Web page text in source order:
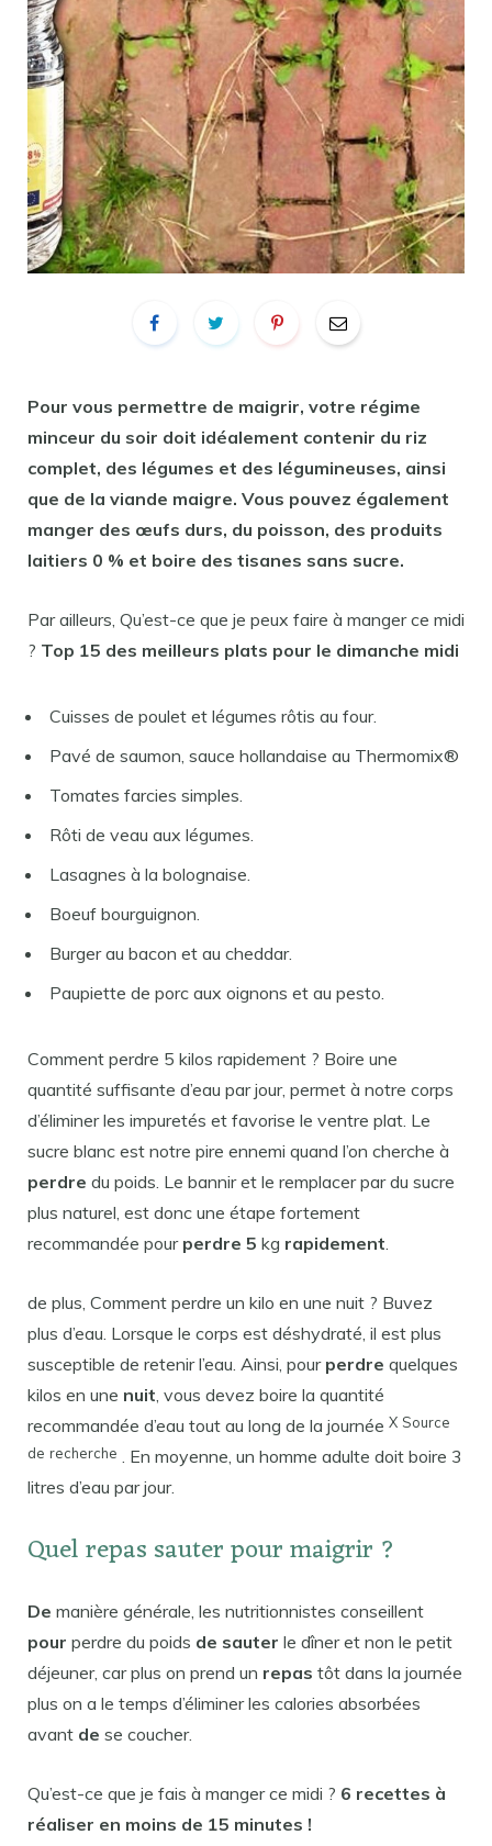
Pour vous permettre de maigrir, votre régime
minceur du soir doit idéalement contenir du riz
complet, des légumes et des légumineuses, ainsi
que de la viande maigre. Vous pouvez également
manger des œufs durs, du poisson, des produits
laitiers 0 % et boire des tisanes sans sucre.
Par ailleurs, Qu’est-ce que je peux faire à manger ce midi
? Top 15 des meilleurs plats pour le dimanche midi
Cuisses de poulet et légumes rôtis au four.
Pavé de saumon, sauce hollandaise au Thermomix®
Tomates farcies simples.
Rôti de veau aux légumes.
Lasagnes à la bolognaise.
Boeuf bourguignon.
Burger au bacon et au cheddar.
Paupiette de porc aux oignons et au pesto.
Comment perdre 5 kilos rapidement ? Boire une
quantité suffisante d’eau par jour, permet à notre corps
d’éliminer les impuretés et favorise le ventre plat. Le
sucre blanc est notre pire ennemi quand l’on cherche à
perdre du poids. Le bannir et le remplacer par du sucre
plus naturel, est donc une étape fortement
recommandée pour perdre 5 kg rapidement.
de plus, Comment perdre un kilo en une nuit ? Buvez
plus d’eau. Lorsque le corps est déshydraté, il est plus
susceptible de retenir l’eau. Ainsi, pour perdre quelques
kilos en une nuit, vous devez boire la quantité
recommandée d’eau tout au long de la journée X Source
de recherche . En moyenne, un homme adulte doit boire 3
litres d’eau par jour.
Quel repas sauter pour maigrir ?
De manière générale, les nutritionnistes conseillent
pour perdre du poids de sauter le dîner et non le petit
déjeuner, car plus on prend un repas tôt dans la journée
plus on a le temps d’éliminer les calories absorbées
avant de se coucher.
Qu’est-ce que je fais à manger ce midi ? 6 recettes à
réaliser en moins de 15 minutes !